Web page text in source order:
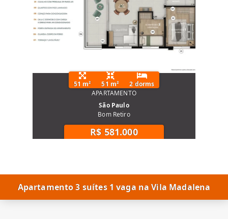
51 m² 51 m²
2 dorms
APARTAMENTO
São Paulo
Bom Retiro
R$ 581.000
Apartamento 3 suítes 1 vaga na Vila Madalena